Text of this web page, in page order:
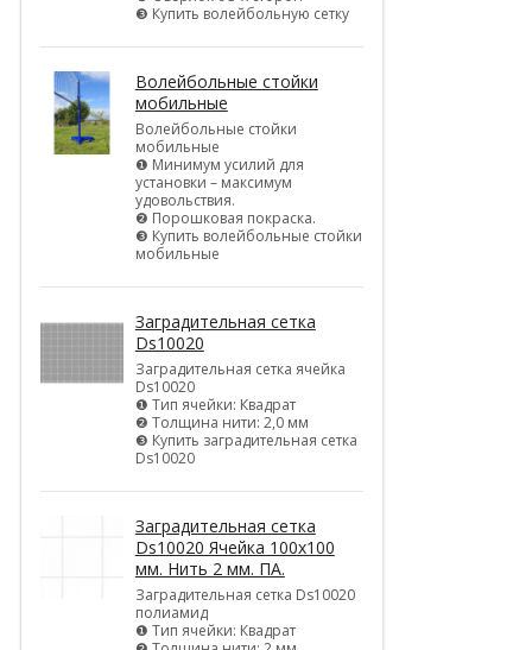
❸ Купить волейбольную сетку
Волейбольные стойки
мобильные
Волейбольные стойки
мобильные
❶ Минимум усилий для
установки – максимум
удовольствия.
❷ Порошковая покраска.
❸ Купить волейбольные стойки
мобильные
Заградительная сетка
Ds10020
Заградительная сетка ячейка
Ds10020
❶ Тип ячейки: Квадрат
❷ Толщина нити: 2,0 мм
❸ Купить заградительная сетка
Ds10020
Заградительная сетка
Ds10020 Ячейка 100х100
мм. Нить 2 мм. ПА.
Заградительная сетка Ds10020
полиамид
❶ Тип ячейки: Квадрат